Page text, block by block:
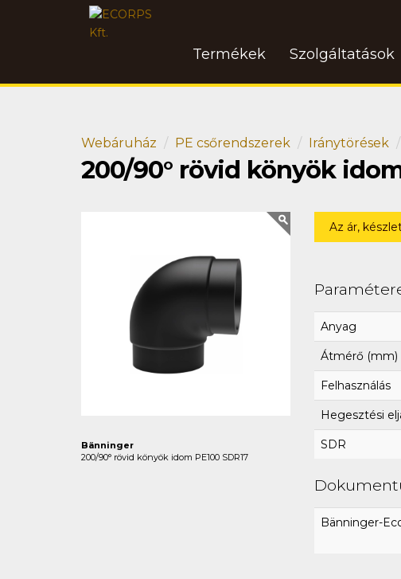
Termékek Szolgáltatások
Webáruház PE csőrendszerek Iránytörések
200/90° rövid könyök idom
Bänninger
200/90° rövid könyök idom PE100 SDR17
Az ár,
Anyag
Átmérő (mm)
Felhasználás
Hegesztési
SDR
Bänninger-